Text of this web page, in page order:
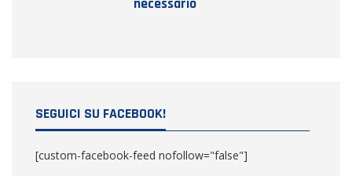
SEGUICI SU FACEBOOK!
[custom-facebook-feed nofollow="false"]